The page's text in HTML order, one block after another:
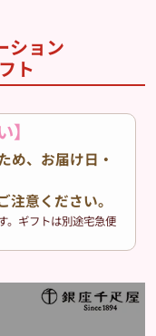
ション
ト
】
め、お届け日・
意ください。
。ギフトは別途宅急便